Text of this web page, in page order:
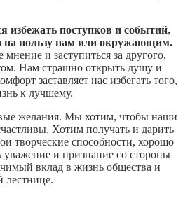
избежать поступков и событий,
на пользу нам или окружающим.
и заступиться за другого,
Нам страшно открыть душу и
заставляет нас избегать того,
к лучшему.
желания. Мы хотим, чтобы наши
Хотим получать и дарить
творческие способности, хорошо
уважение и признание со стороны
вклад в жизнь общества и
лестнице.